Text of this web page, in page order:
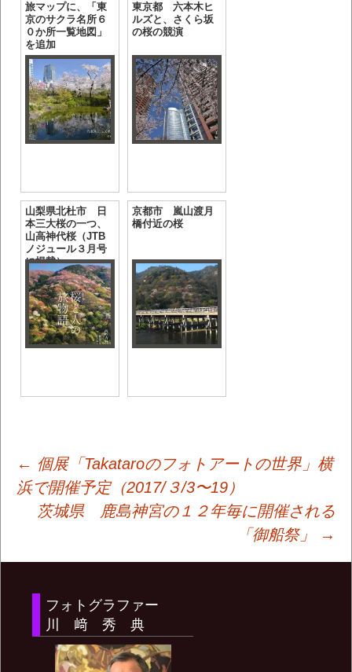
旅マップに、「東
京のサクラ名所６
０か所一覧地図」
を追加
東京都 六本木ヒ
ルズと、さくら坂
の桜の競演
山梨県北杜市 日
本三大桜の一つ、
山高神代桜（JTB
ノジュール３月号
に掲載）
京都市 嵐山渡月
橋付近の桜
投
ナ
← 個展「Takataroのフォトアートの世界」横
浜で開催予定（2017/３/3〜19）
茨城県 鹿島神宮の１２年毎に開催される
「御船祭」
→
フォトグラファー
川 﨑 秀 典